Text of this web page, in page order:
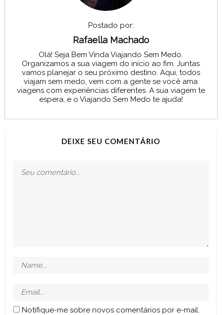
Postado por:
Rafaella Machado
Olá! Seja Bem Vinda Viajando Sem Medo.
Organizamos a sua viagem do início ao fim. Juntas
vamos planejar o seu próximo destino. Aqui, todos
viajam sem medo, vem com a gente se você ama
viagens com experiências diferentes. A sua viagem te
espera, e o Viajando Sem Medo te ajuda!
DEIXE SEU COMENTÁRIO
Notifique-me sobre novos comentários por e-mail.